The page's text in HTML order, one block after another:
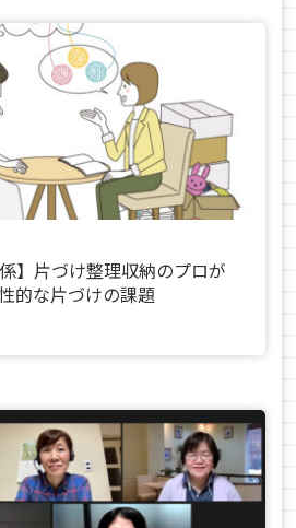
】片づけ整理収納のプロが
的な片づけの課題